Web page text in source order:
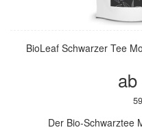
BioLeaf Schwarzer Tee
Der Bio-Schwarztee